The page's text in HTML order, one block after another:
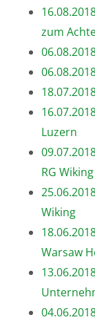
zum
Luzern
RG
Wiking
Warsaw